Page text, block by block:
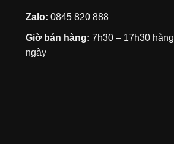
Zalo: 0845 820 888
Giờ bán hàng: 7h30 – 17h30 hàng
ngày